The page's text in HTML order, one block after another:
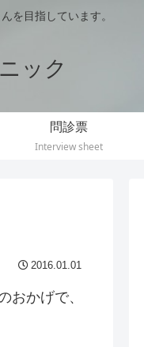
を目指しています。
ック
問診票
Interview sheet
2016.01.01
おかげで、